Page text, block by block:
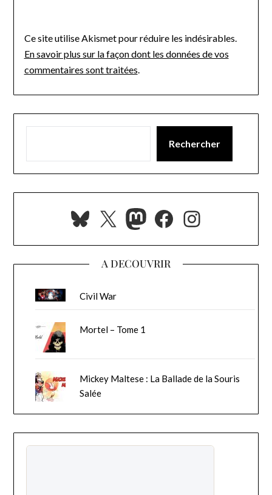
Ce site utilise Akismet pour réduire les indésirables.
En savoir plus sur la façon dont les données de vos
commentaires sont traitées.
Rechercher
Bluesky
X Mastodon
Facebook
A DECOUVRIR
Civil War
Mortel – Tome 1
Mickey Maltese : La Ballade de la Souris
Salée